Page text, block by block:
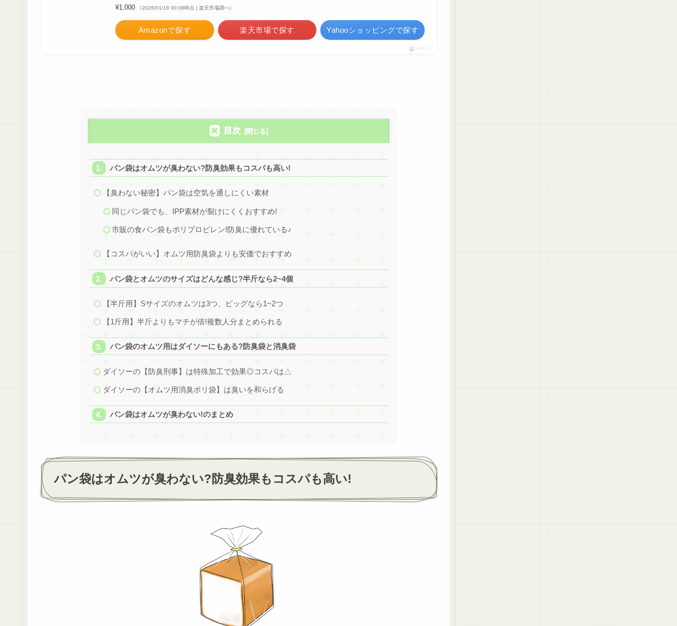
¥1,000 （2026/01/16 00:08時点 | 楽天市場調べ）
Amazonで探す 楽天市場で探す Yahooショッピングで探す
ポチップ
目次
パン袋はオムツが臭わない?防臭効果もコスパも高い!
【臭わない秘密】パン袋は空気を通しにくい素材
同じパン袋でも、IPP素材が裂けにくくおすすめ!
市販の食パン袋もポリプロピレン!防臭に優れている♪
【コスパがいい】オムツ用防臭袋よりも安価でおすすめ
パン袋とオムツのサイズはどんな感じ?半斤なら2~4個
【半斤用】Sサイズのオムツは3つ、ビッグなら1~2つ
【1斤用】半斤よりもマチが倍!複数人分まとめられる
パン袋のオムツ用はダイソーにもある?防臭袋と消臭袋
ダイソーの【防臭刑事】は特殊加工で効果◎コスパは△
ダイソーの【オムツ用消臭ポリ袋】は臭いを和らげる
パン袋はオムツが臭わない!のまとめ
パン袋はオムツが臭わない?防臭効果もコスパも高い!